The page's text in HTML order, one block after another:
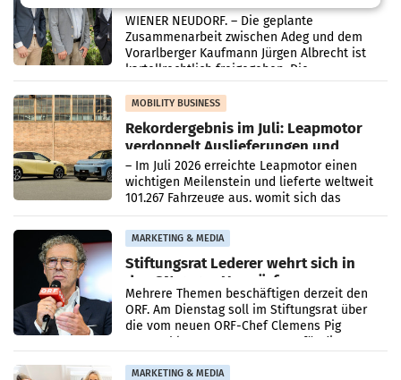
Albrecht setzt ab 1.1.2027 auf Adeg
WIENER NEUDORF. – Die geplante
Zusammenarbeit zwischen Adeg und dem
Vorarlberger Kaufmann Jürgen Albrecht ist
kartellrechtlich freigegeben: Die
Bundeswettbewerbsbehörde und der
Bundeskartellanwalt
MOBILITY BUSINESS
Rekordergebnis im Juli: Leapmotor
verdoppelt Auslieferungen und
überschreitet die 100.000er-Marke
– Im Juli 2026 erreichte Leapmotor einen
wichtigen Meilenstein und lieferte weltweit
101.267 Fahrzeuge aus, womit sich das
Ergebnis gegenüber Juli 2025 mehr als
verdoppelte (+102
MARKETING & MEDIA
Stiftungsrat Lederer wehrt sich in
den SN gegen Vorwürfe
Mehrere Themen beschäftigen derzeit den
ORF. Am Dienstag soll im Stiftungsrat über
die vom neuen ORF-Chef Clemens Pig
vorgeschlagenen Besetzungen für die
MARKETING & MEDIA